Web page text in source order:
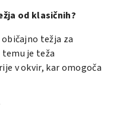
od klasičnih?
težja za
je teža
v okvir, kar omogoča